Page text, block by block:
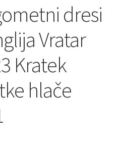
dresi
Vratar
Kratek
hlače